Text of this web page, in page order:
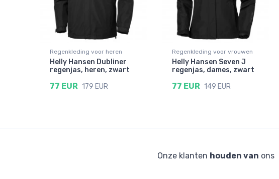
Regenkleding voor heren
Helly Hansen Dubliner
regenjas, heren, zwart
77 EUR 179 EUR
Regenkleding voor vrouwen
Helly Hansen Seven J
regenjas, dames, zwart
77 EUR 149 EUR
Onze klanten houden van ons